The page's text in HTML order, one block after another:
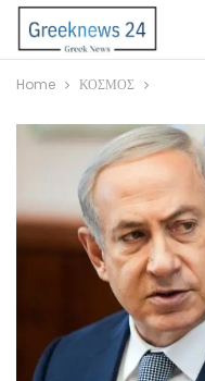
Home ΚΟΣΜΟΣ